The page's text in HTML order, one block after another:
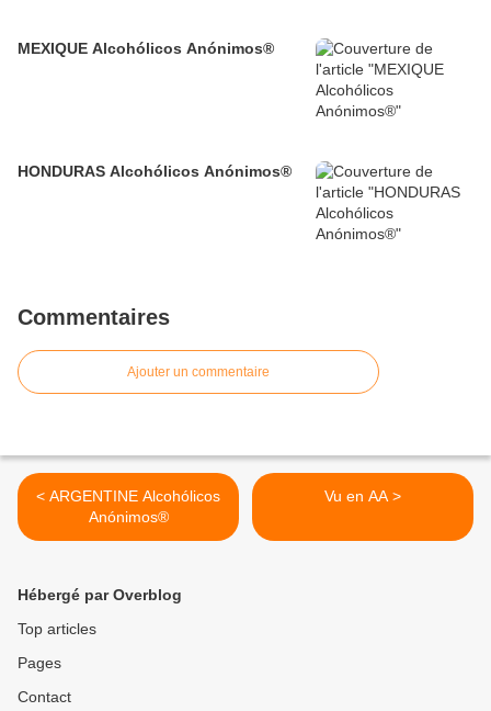
MEXIQUE Alcohólicos Anónimos®
HONDURAS Alcohólicos Anónimos®
Commentaires
Ajouter un commentaire
< ARGENTINE Alcohólicos
Anónimos®
Vu en AA >
Hébergé par Overblog
Top articles
Pages
Contact